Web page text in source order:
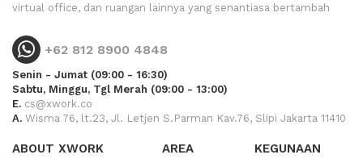
virtual office, dan ruangan lainnya yang senantiasa bertambah
+62 812 8900 4848
Senin - Jumat (09:00 - 16:30)
Sabtu, Minggu, Tgl Merah (09:00 - 13:00)
E. cs@xwork.co
A. Wisma 76, lt.23, Jl. Letjen S.Parman Kav.76, Slipi Jakarta 11410
ABOUT XWORK AREA KEGUNAAN